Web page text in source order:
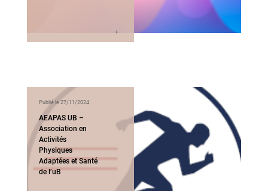
Publié le 27/11/2024
AEAPAS UB –
Association en
Activités
Physiques
Adaptées et Santé
de l’uB